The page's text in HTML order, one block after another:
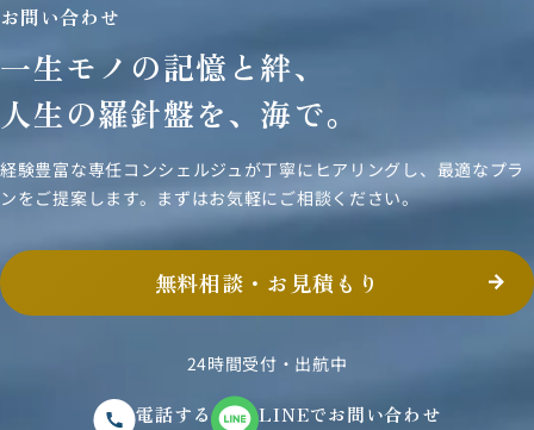
お問い合わせ
一生モノの記憶と絆、
人生の羅針盤を、海で。
経験豊富な専任コンシェルジュが丁寧にヒアリングし、 最適なプラ
ンをご提案します。まずはお気軽にご相談ください。
無料相談・お見積もり
24時間受付・出航中
電話する LINEでお問い合わせ